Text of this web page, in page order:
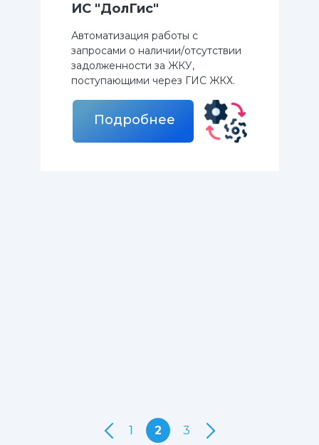
ИС "ДолГис"
Автоматизация работы с
запросами о наличии/отсутствии
задолженности за ЖКУ,
поступающими через ГИС ЖКХ.
Подробнее
1 2 3